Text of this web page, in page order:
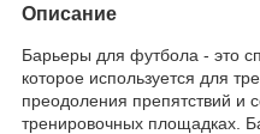
Описание
Барьеры для футбола - это
которое используется для
преодоления препятствий и
тренировочных площадках.